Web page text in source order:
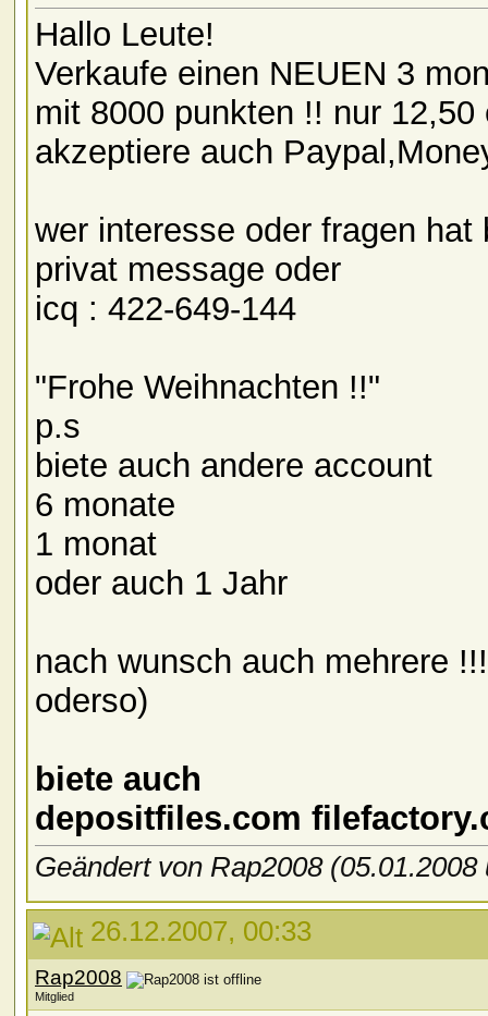
Hallo Leute!
Verkaufe einen NEUEN 3
mit 8000 punkten !! nur 12,50
akzeptiere auch
wer interesse oder fragen hat
privat message oder
icq : 422-649-144
"Frohe Weihnachten !!"
p.s
biete auch andere account
6 monate
1 monat
oder auch 1 Jahr
nach wunsch auch mehrere
oderso)
biete auch
depositfiles.com
Geändert von Rap2008
26.12.2007, 00:33
Rap2008
Mitglied